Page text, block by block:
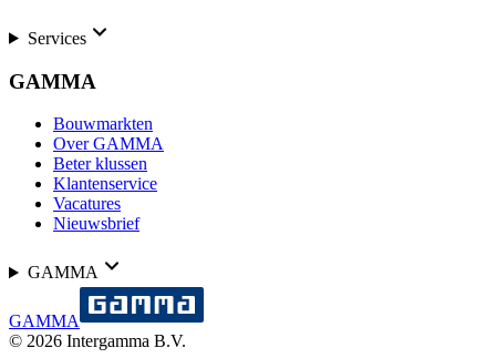
Services
GAMMA
Bouwmarkten
Over GAMMA
Beter klussen
Klantenservice
Vacatures
Nieuwsbrief
GAMMA
GAMMA
© 2026 Intergamma B.V.